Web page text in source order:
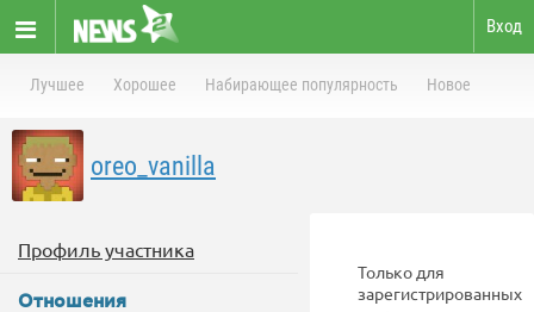
Вход
Лучшее Хорошее Набирающее популярность Новое
oreo_vanilla
Профиль участника
Отношения
Только для
зарегистрированных